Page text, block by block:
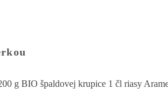
g BIO špaldovej krupice 1 čl riasy